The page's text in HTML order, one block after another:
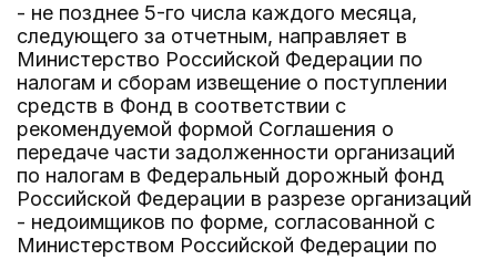
- не позднее 5-го числа каждого месяца,
следующего за отчетным, направляет в
Министерство Российской Федерации по
налогам и сборам извещение о поступлении
средств в Фонд в соответствии с
рекомендуемой формой Соглашения о
передаче части задолженности организаций
по налогам в Федеральный дорожный фонд
Российской Федерации в разрезе организаций
- недоимщиков по форме, согласованной с
Министерством Российской Федерации по